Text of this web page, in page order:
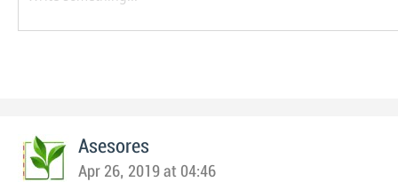
Asesores
Apr 26, 2019 at 04:46